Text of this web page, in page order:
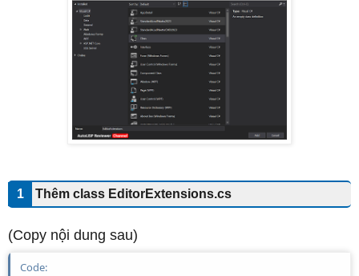
1 Thêm class EditorExtensions.cs
(Copy nội dung sau)
Code: